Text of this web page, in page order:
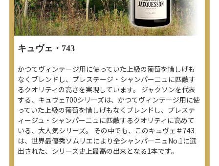
キュヴェ・743
かつてヴィンテージ用に使っていた上級の葡萄を惜しげも
なくブレンドし、プレステージ・シャンパーニュに匹敵す
るクオリティの高さを実現しています。 ジャクソンを代表
する、キュヴェ700シリーズは、かつてヴィンテージ用に使
っていた上級の葡萄を惜しげもなくブレンドし、プレステ
ィージュ・シャンパーニュに匹敵するクオリティに高めて
いる、大人気シリーズ。 その中でも、このキュヴェ＃743
は、世界最優秀ソムリエにより全シャンパーニュNo.1に選
出された、シリーズ史上最高の出来となる1本です。